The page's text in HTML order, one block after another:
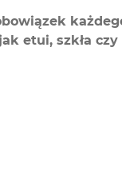
etui, szkła